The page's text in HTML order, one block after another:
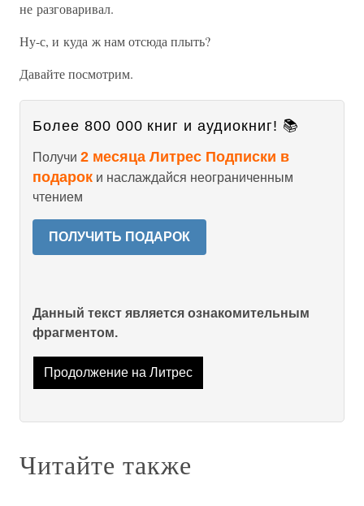
не разговаривал.
Ну-с, и куда ж нам отсюда плыть?
Давайте посмотрим.
Более 800 000 книг и аудиокниг! 📚
Получи 2 месяца Литрес Подписки в
подарок и наслаждайся неограниченным
чтением
ПОЛУЧИТЬ ПОДАРОК
Данный текст является ознакомительным
фрагментом.
Продолжение на Литрес
Читайте также